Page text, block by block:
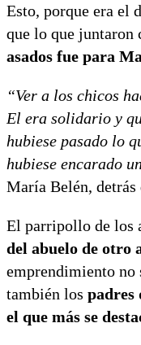
Esto, porque era el
que lo que juntaron
asados fue para
“Ver a los chicos
El era solidario y
hubiese pasado lo
hubiese encarado
María Belén,
El parripollo de los
del abuelo de otro
emprendimiento no
también los padres
el que más se